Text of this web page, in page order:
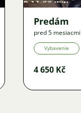
Predám
pred 5 mesiacmi
Vybavenie
4 650 Kč